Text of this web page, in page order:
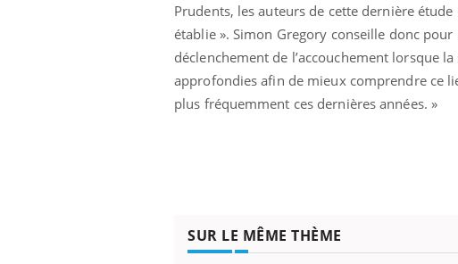
Prudents, les auteurs de cette dernière
établie ». Simon Gregory conseille donc
déclenchement de l’accouchement lorsque
approfondies afin de mieux comprendre ce
plus fréquemment ces dernières années. »
SUR LE MÊME THÈME
Eczéma Chronique des Mains : se
préparer pour l’été !Youtube
L'été arrive… et avec lui, un tout nouveau
rythme de vie ! Vacances, plage, piscine,
Youtube
Diabète &
Le Ramadan
nombreuses